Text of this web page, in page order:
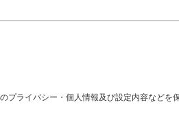
ライバシー・個人情報及び設定内容などを